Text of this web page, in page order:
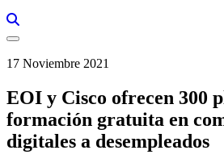
17 Noviembre 2021
EOI y Cisco ofrecen 300
formación gratuita en
digitales a desempleados